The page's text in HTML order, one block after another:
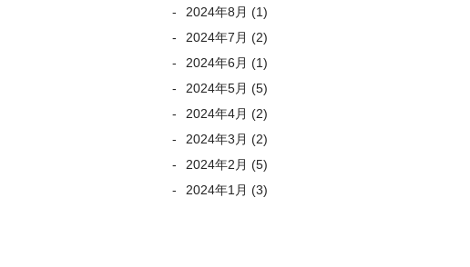
2024年8月 (1)
2024年7月 (2)
2024年6月 (1)
2024年5月 (5)
2024年4月 (2)
2024年3月 (2)
2024年2月 (5)
2024年1月 (3)